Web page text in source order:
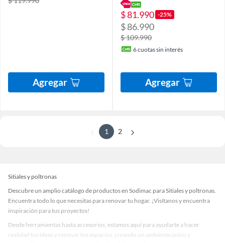
Agregar
$ 81.990 -25%
$ 86.990
$ 109.990
6cuotas sin interés
Agregar
1 2
Sitiales y poltronas
Descubre un amplio catálogo de productos en Sodimac para Sitiales y poltronas.
Encuentra todo lo que necesitas para renovar tu hogar. ¡Visítanos y encuentra
inspiración para tus proyectos!
Desde herramientas hasta accesorios, estamos aquí para ayudarte a hacer
realidad tus ideas y renovar tus espacios, creando un ambiente único y